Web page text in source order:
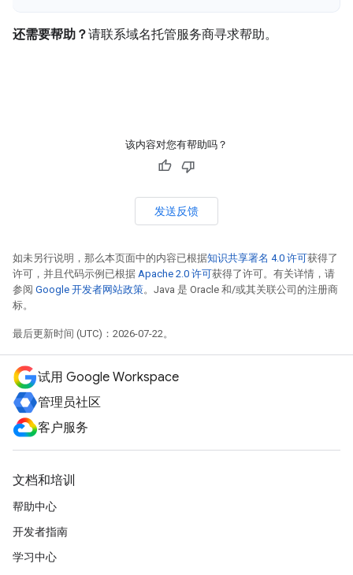
还需要帮助？请联系域名托管服务商寻求帮助。
该内容对您有帮助吗？
发送反馈
如未另行说明，那么本页面中的内容已根据知识共享署名 4.0 许可获得了
许可，并且代码示例已根据 Apache 2.0 许可获得了许可。有关详情，请
参阅 Google 开发者网站政策。Java 是 Oracle 和/或其关联公司的注册商
标。
最后更新时间 (UTC)：2026-07-22。
试用 Google Workspace
管理员社区
客户服务
文档和培训
帮助中心
开发者指南
学习中心